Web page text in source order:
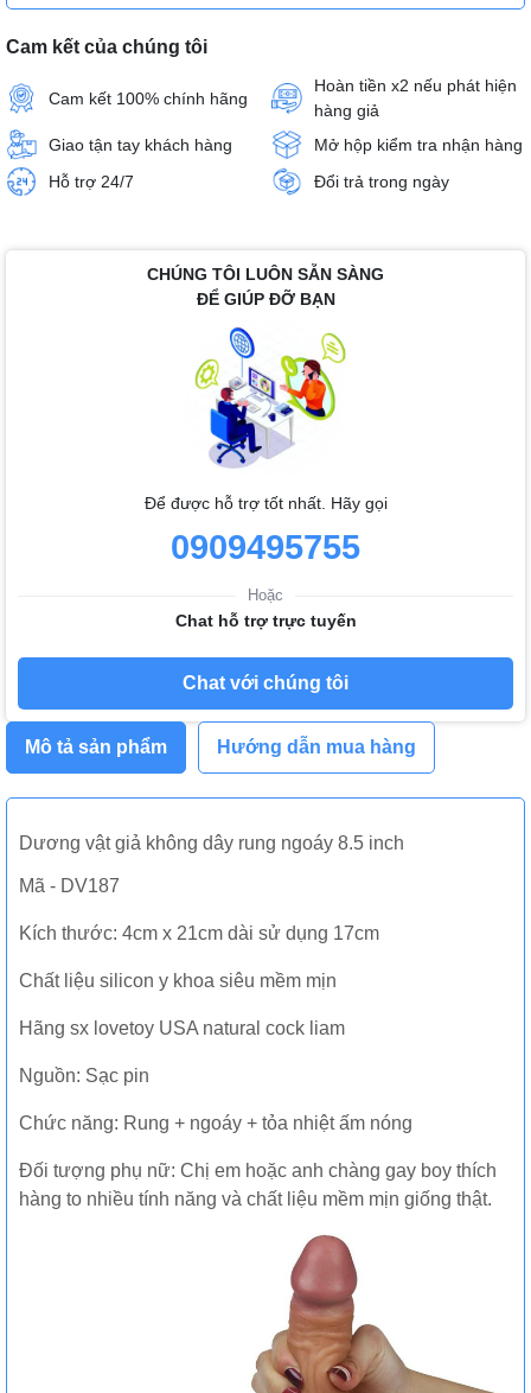
Cam kết của chúng tôi
Cam kết 100% chính hãng
Hoàn tiền x2 nếu phát hiện
hàng giả
Giao tận tay khách hàng
Mở hộp kiểm tra nhận hàng
Hỗ trợ 24/7
Đổi trả trong ngày
CHÚNG TÔI LUÔN SẴN SÀNG
ĐỂ GIÚP ĐỠ BẠN
Để được hỗ trợ tốt nhất. Hãy gọi
0909495755
Hoặc
Chat hỗ trợ trực tuyến
Chat với chúng tôi
Mô tả sản phẩm Hướng dẫn mua hàng
Dương vật giả không dây rung ngoáy 8.5 inch
Mã - DV187
Kích thước: 4cm x 21cm dài sử dụng 17cm
Chất liệu silicon y khoa siêu mềm mịn
Hãng sx lovetoy USA natural cock liam
Nguồn: Sạc pin
Chức năng: Rung + ngoáy + tỏa nhiệt ấm nóng
Đối tượng phụ nữ: Chị em hoặc anh chàng gay boy thích
hàng to nhiều tính năng và chất liệu mềm mịn giống thật.